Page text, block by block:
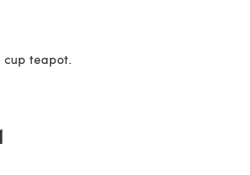
teapot.